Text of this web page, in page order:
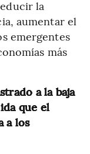
la
aumentar el
emergentes
más
a la baja
que el
a los